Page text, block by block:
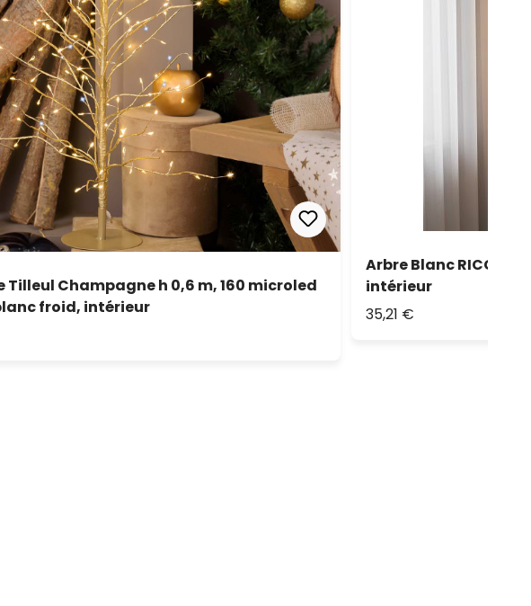
Tilleul Champagne h 0,6 m, 160 microled
froid, intérieur
Arbre Blanc RICCO,
intérieur
35,21 €